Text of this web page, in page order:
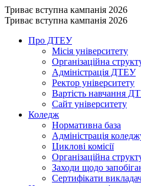
Триває вступна кампанія 2026
Триває вступна кампанія 2026
Про ДТЕУ
Місія університету
Організаційна
Адміністрація ДТЕУ
Ректор університету
Вартість навчання
Сайт університету
Коледж
Нормативна база
Адміністрація
Циклові комісії
Організаційна
Заходи щодо
Сертифікати